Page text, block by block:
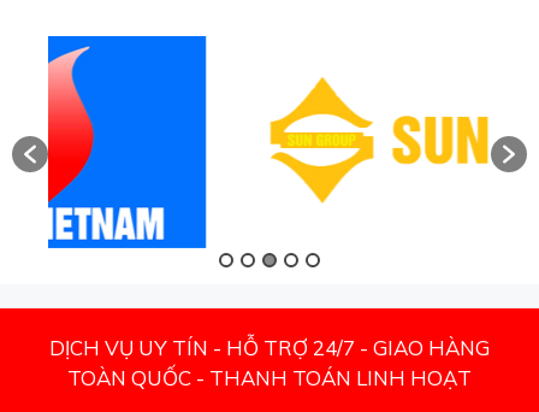
DỊCH VỤ UY TÍN - HỖ TRỢ 24/7 - GIAO HÀNG
TOÀN QUỐC - THANH TOÁN LINH HOẠT